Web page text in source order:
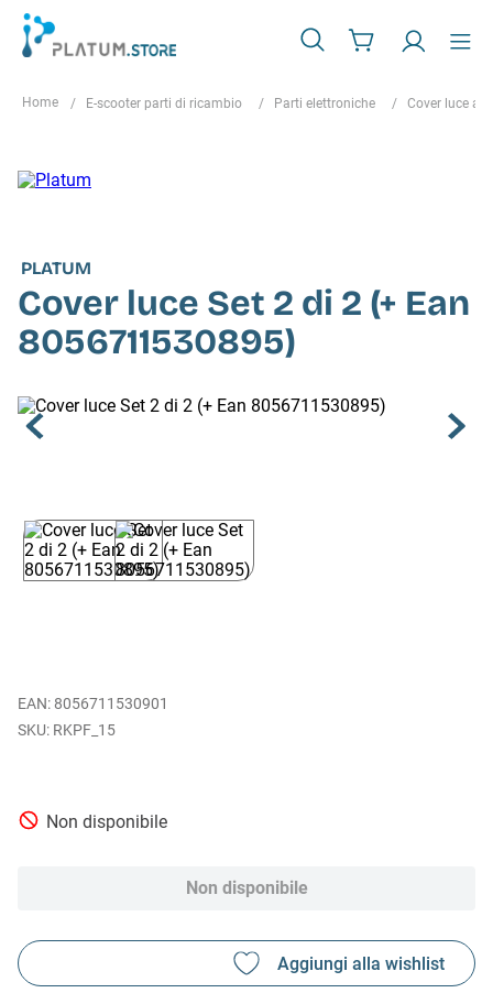
E-scooter parti di ricambio Parti elettroniche Cover luce
PLATUM
Cover luce Set 2 di 2 (+ Ean
8056711530895)
EAN: 8056711530901
RKPF_15
Non disponibile
Non disponibile